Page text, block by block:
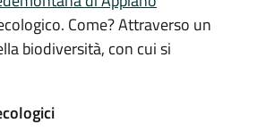
Come? Attraverso un
biodiversità, con cui si